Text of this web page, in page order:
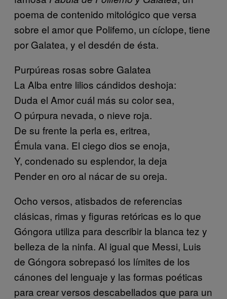
poema de contenido mitológico que versa
sobre el amor que Polifemo, un cíclope, tiene
por Galatea, y el desdén de ésta.
Purpúreas rosas sobre Galatea
La Alba entre lilios cándidos deshoja:
Duda el Amor cuál más su color sea,
O púrpura nevada, o nieve roja.
De su frente la perla es, eritrea,
Émula vana. El ciego dios se enoja,
Y, condenado su esplendor, la deja
Pender en oro al nácar de su oreja.
Ocho versos, atisbados de referencias
clásicas, rimas y figuras retóricas es lo que
Góngora utiliza para describir la blanca tez y
belleza de la ninfa. Al igual que Messi, Luis
de Góngora sobrepasó los límites de los
cánones del lenguaje y las formas poéticas
para crear versos descabellados que para un